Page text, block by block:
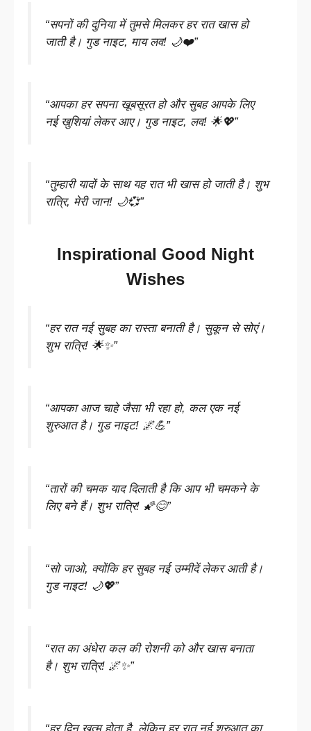
“सपनों की दुनिया में तुमसे मिलकर हर रात खास हो
जाती है। गुड नाइट, माय लव! 🌙❤️”
“आपका हर सपना खूबसूरत हो और सुबह आपके लिए
नई खुशियां लेकर आए। गुड नाइट, लव! 🌟💖”
“तुम्हारी यादों के साथ यह रात भी खास हो जाती है। शुभ
रात्रि, मेरी जान! 🌙💞”
Inspirational Good Night
Wishes
“हर रात नई सुबह का रास्ता बनाती है। सुकून से सोएं।
शुभ रात्रि! 🌟✨”
“आपका आज चाहे जैसा भी रहा हो, कल एक नई
शुरुआत है। गुड नाइट! 🌌💪”
“तारों की चमक याद दिलाती है कि आप भी चमकने के
लिए बने हैं। शुभ रात्रि! 🌠😊”
“सो जाओ, क्योंकि हर सुबह नई उम्मीदें लेकर आती है।
गुड नाइट! 🌙💖”
“रात का अंधेरा कल की रोशनी को और खास बनाता
है। शुभ रात्रि! 🌌✨”